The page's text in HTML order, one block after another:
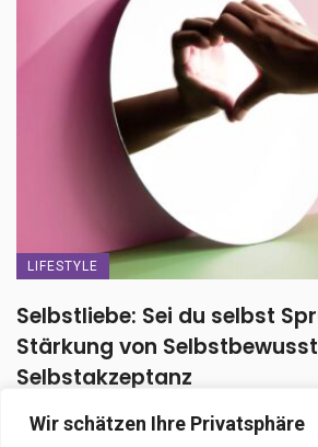
Wir schätzen Ihre Privatsphäre
LIFESTYLE
Selbstliebe: Sei du selbst
Stärkung von
Selbstakzeptanz
In einer Welt, in der äußere Einflüsse und